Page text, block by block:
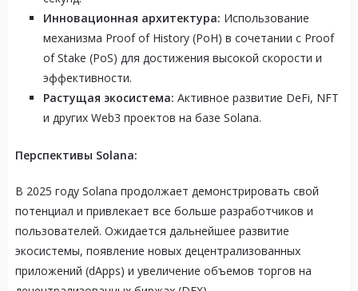
Инновационная архитектура: Использование
механизма Proof of History (PoH) в сочетании с Proof
of Stake (PoS) для достижения высокой скорости и
эффективности.
Растущая экосистема: Активное развитие DeFi, NFT
и других Web3 проектов на базе Solana.
Перспективы Solana:
В 2025 году Solana продолжает демонстрировать свой
потенциал и привлекает все больше разработчиков и
пользователей. Ожидается дальнейшее развитие
экосистемы, появление новых децентрализованных
приложений (dApps) и увеличение объемов торгов на